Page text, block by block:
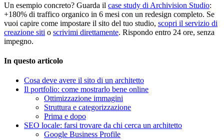
Un esempio concreto? Guarda il case study di Archivision Studio:
+180% di traffico organico in 6 mesi con un redesign completo. Se
vuoi capire come impostare il sito del tuo studio, scopri il servizio di
creazione siti o scrivimi direttamente. Rispondo entro 24 ore, senza
impegno.
In questo articolo
Cosa deve avere il sito di un architetto
Il portfolio: come mostrarlo bene online
Ottimizzazione immagini
Struttura e categorizzazione
Prima e dopo
SEO locale: farsi trovare da chi cerca un architetto
Google Business Profile